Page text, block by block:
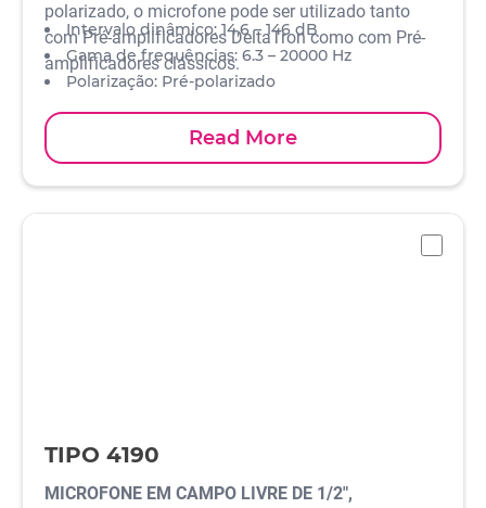
polarizado, o microfone pode ser utilizado tanto
com Pré-amplificadores DeltaTron como com Pré-
amplificadores clássicos.
Intervalo dinâmico: 14,6 – 146 dB
Gama de frequências: 6.3 – 20000 Hz
Polarização: Pré-polarizado
Sensibilidade: 50 mV/Pa
NORMAS: IEC 61094-4 WS2F e IEC 61672 Classe 1
Read More
TIPO 4190
MICROFONE EM CAMPO LIVRE DE 1/2",